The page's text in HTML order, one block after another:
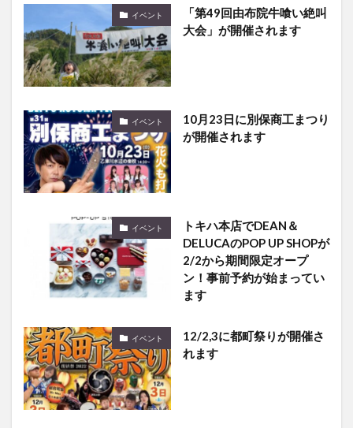
イベント
「第49回由布院牛喰い絶叫
大会」が開催されます
イベント
10月23日に別保商工まつり
が開催されます
イベント
トキハ本店でDEAN＆
DELUCAのPOP UP SHOPが
2/2から期間限定オープ
ン！事前予約が始まってい
ます
イベント
12/2,3に都町祭りが開催さ
れます